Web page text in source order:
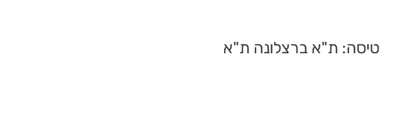
טיסה: ת"א ברצלונה ת"א